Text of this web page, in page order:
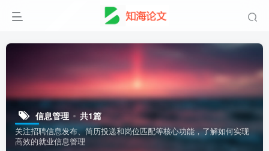
信息管理 共1篇
关注招聘信息发布、简历投递和岗位匹配等核心功能，了解如何实现
高效的就业信息管理